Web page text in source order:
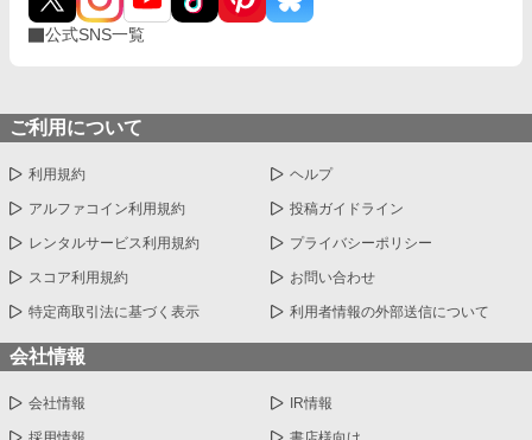
公式SNS一覧
ご利用について
利用規約 ヘルプ
アルファコイン利用規約 投稿ガイドライン
レンタルサービス利用規約 プライバシーポリシー
スコア利用規約 お問い合わせ
特定商取引法に基づく表示 利用者情報の外部送信について
会社情報
会社情報 IR情報